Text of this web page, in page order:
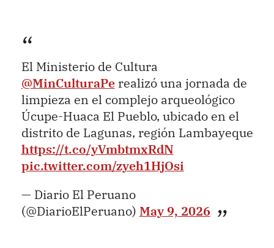
El Ministerio de Cultura
@MinCulturaPerealizó una jornada de
limpieza en el complejo arqueológico
Úcupe-Huaca El Pueblo, ubicado en el
distrito de Lagunas, región Lambayeque
https://t.co/yVmbtmxRdN
pic.twitter.com/zyeh1HjOsi
— Diario El Peruano
(@DiarioElPeruano) May 9, 2026